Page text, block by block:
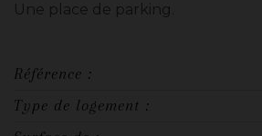
Une place de parking.
Référence :
Type de logement :